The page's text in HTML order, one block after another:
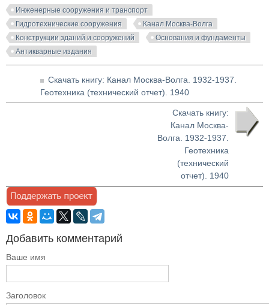
Инженерные сооружения и транспорт
Гидротехнические сооружения
Канал Москва-Волга
Конструкции зданий и сооружений
Основания и фундаменты
Антикварные издания
Скачать книгу: Канал Москва-Волга. 1932-1937.
Геотехника (технический отчет). 1940
Скачать книгу:
Канал Москва-
Волга. 1932-1937.
Геотехника
(технический
отчет). 1940
Добавить комментарий
Ваше имя
Заголовок